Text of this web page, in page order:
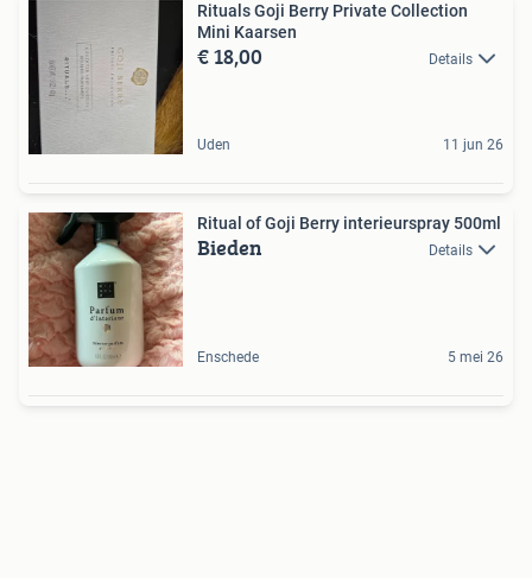
Rituals Goji Berry Private Collection
Mini Kaarsen
€ 18,00 Details
Uden 11 jun 26
Ritual of Goji Berry interieurspray 500ml
Bieden Details
Enschede 5 mei 26